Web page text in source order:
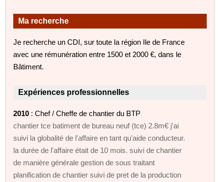
Ma recherche
Je recherche un CDI, sur toute la région Ile de France
avec une rémunération entre 1500 et 2000 €, dans le
Bâtiment.
Expériences professionnelles
2010 : Chef / Cheffe de chantier du BTP
chantier tce batiment de bureau neuf (tce) 2.8m€ j'ai
suivi la globalité de l'affaire en tant qu'aide conducteur.
la durée de l'affaire était de 10 mois. suivi de chantier
de manière générale gestion de sous traitant
planification de chantier suivi de pret de la production